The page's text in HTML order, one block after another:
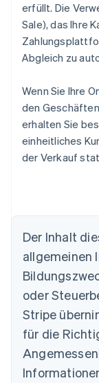
erfüllt. Die
Sale), das Ihre
Abgleich zu
Wenn Sie Ihre
den
erhalten Sie
einheitliches
der Verkauf
Der Inhalt
allgemeinen
oder
Stripe
für die
Australien
English
Belgien
Brasilien
Português
Bulgarien
English
Dänemark
English